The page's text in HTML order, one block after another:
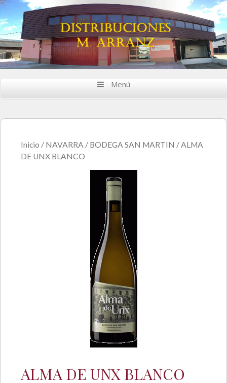
Saltar al contenido
Menú
Inicio / NAVARRA / BODEGA SAN MARTIN / ALMA
DE UNX BLANCO
ALMA DE UNX BLANCO